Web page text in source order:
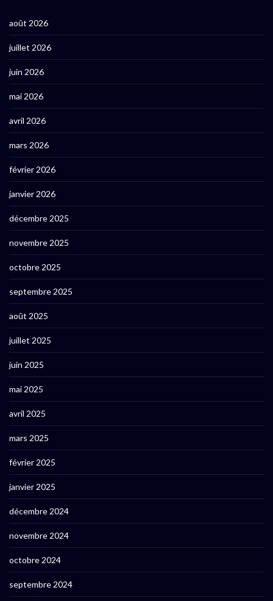
août 2026
juillet 2026
juin 2026
mai 2026
avril 2026
mars 2026
février 2026
janvier 2026
décembre 2025
novembre 2025
octobre 2025
septembre 2025
août 2025
juillet 2025
juin 2025
mai 2025
avril 2025
mars 2025
février 2025
janvier 2025
décembre 2024
novembre 2024
octobre 2024
septembre 2024